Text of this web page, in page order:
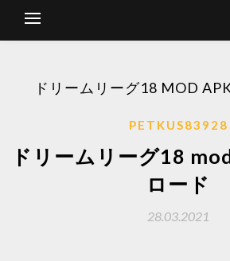
ドリームリーグ18 MOD
PETKUS83928
ドリームリーグ18
ロード
28.03.2021